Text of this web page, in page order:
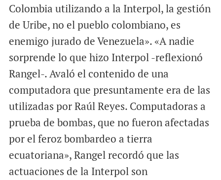
Colombia utilizando a la Interpol, la gestión
de Uribe, no el pueblo colombiano, es
enemigo jurado de Venezuela». «A nadie
sorprende lo que hizo Interpol -reflexionó
Rangel-. Avaló el contenido de una
computadora que presuntamente era de las
utilizadas por Raúl Reyes. Computadoras a
prueba de bombas, que no fueron afectadas
por el feroz bombardeo a tierra
ecuatoriana», Rangel recordó que las
actuaciones de la Interpol son